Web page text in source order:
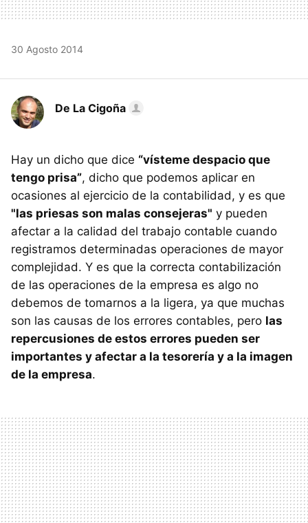
30 Agosto 2014
De La Cigoña
Hay un dicho que dice “vísteme despacio que
tengo prisa”, dicho que podemos aplicar en
ocasiones al ejercicio de la contabilidad, y es que
"las priesas son malas consejeras" y pueden
afectar a la calidad del trabajo contable cuando
registramos determinadas operaciones de mayor
complejidad. Y es que la correcta contabilización
de las operaciones de la empresa es algo no
debemos de tomarnos a la ligera, ya que muchas
son las causas de los errores contables, pero las
repercusiones de estos errores pueden ser
importantes y afectar a la tesorería y a la imagen
de la empresa.